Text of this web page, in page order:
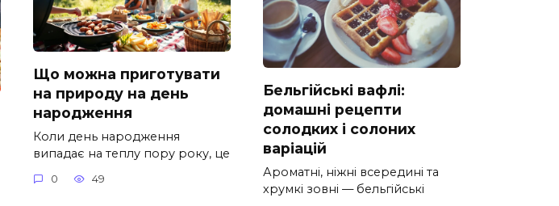
Що можна приготувати
на природу на день
народження
Коли день народження
випадає на теплу пору року, це
0 49
Бельгійські вафлі:
домашні рецепти
солодких і солоних
варіацій
Ароматні, ніжні всередині та
хрумкі зовні — бельгійські